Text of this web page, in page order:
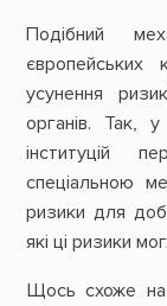
Подібний
європейських
усунення
органів. Так, у
інституцій
спеціальною
ризики для
які ці ризики
Щось схоже